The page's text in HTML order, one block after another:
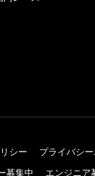
シー
プライバシ
募集中 エンジニア